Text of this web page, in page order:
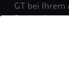
GT bei Ihrem
Partner!